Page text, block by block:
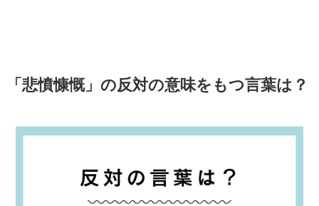
「悲憤慷慨」の反対の意味をもつ言葉は？